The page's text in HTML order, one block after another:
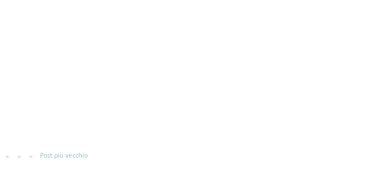
Post più vecchio